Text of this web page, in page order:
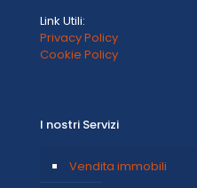
Link Utili:
Privacy Policy
Cookie Policy
I nostri Servizi
Vendita immobili